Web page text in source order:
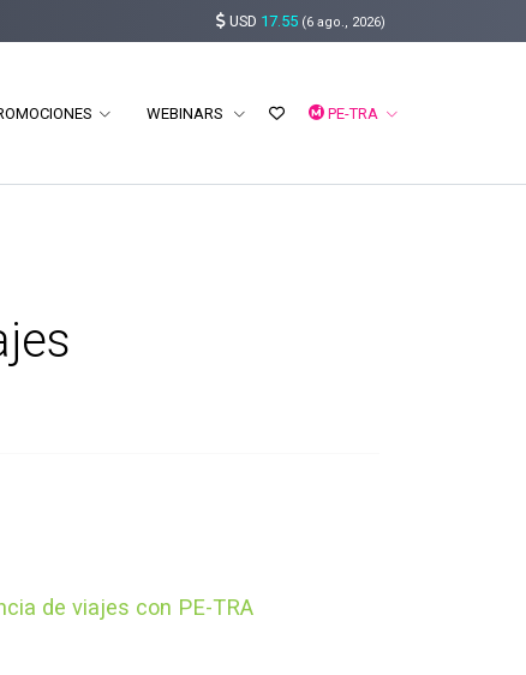
USD 17.55 (6 ago., 2026)
WEBINARS PE-TRA
de viajes con PE-TRA